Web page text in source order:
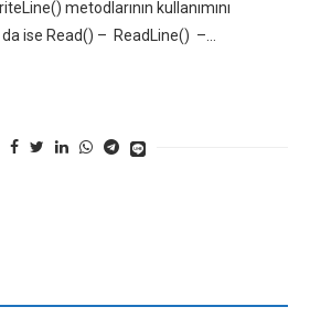
metodlarının kullanımını
da ise Read() – ReadLine() –…